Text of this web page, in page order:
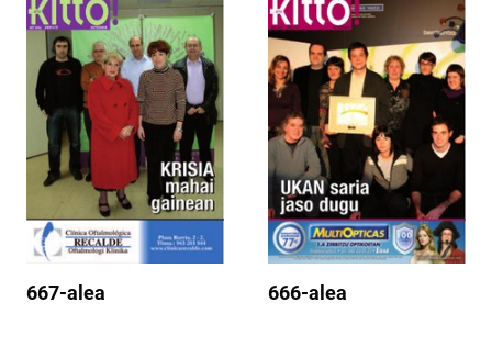
667-alea 666-alea